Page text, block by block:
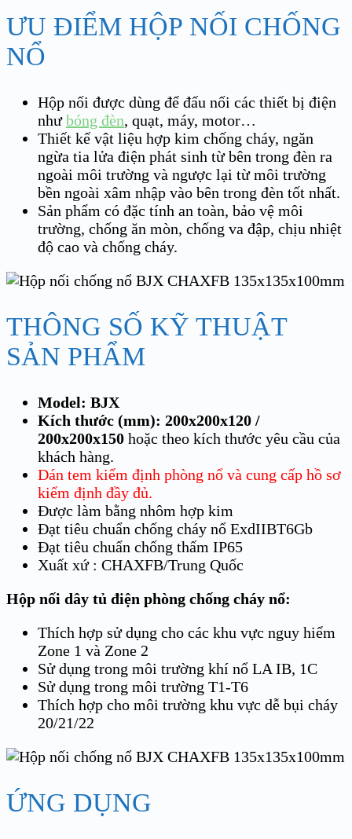
ƯU ĐIỂM HỘP NỐI CHỐNG
NỔ
Hộp nối được dùng để đấu nối các thiết bị điện
nhưbóng đèn, quạt, máy, motor…
Thiết kế vật liệu hợp kim chống cháy, ngăn
ngừa tia lửa điện phát sinh từ bên trong đèn ra
ngoài môi trường và ngược lại từ môi trường
bền ngoài xâm nhập vào bên trong đèn tốt nhất.
Sản phẩm có đặc tính an toàn, bảo vệ môi
trường, chống ăn mòn, chống va đập, chịu nhiệt
độ cao và chống cháy.
THÔNG SỐ KỸ THUẬT
SẢN PHẨM
Model: BJX
Kích thước (mm): 200x200x120 /
200x200x150 hoặc theo kích thước yêu cầu của
khách hàng.
Dán tem kiểm định phòng nổ và cung cấp hồ sơ
kiểm định đầy đủ.
Được làm bằng nhôm hợp kim
Đạt tiêu chuẩn chống cháy nổ ExdIIBT6Gb
Đạt tiêu chuẩn chống thấm IP65
Xuất xứ : CHAXFB/Trung Quốc
Hộp nối dây tủ điện phòng chống cháy nổ:
Thích hợp sử dụng cho các khu vực nguy hiểm
Zone 1 và Zone 2
Sử dụng trong môi trường khí nổ LA IB, 1C
Sử dụng trong môi trường T1-T6
Thích hợp cho môi trường khu vực dễ bụi cháy
20/21/22
ỨNG DỤNG